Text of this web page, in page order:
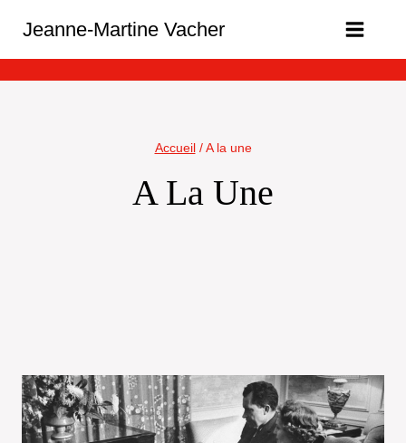
contenu
Jeanne-Martine Vacher
Accueil / A la une
A La Une